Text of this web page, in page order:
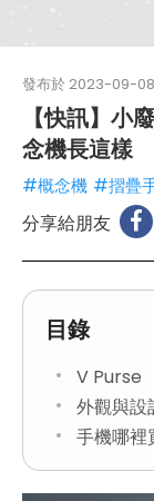
發布於 2023-09-08
【快訊】小
念機長這樣
#概念機 #摺疊
分享給朋友
目錄
V Purse
外觀與設
手機哪裡